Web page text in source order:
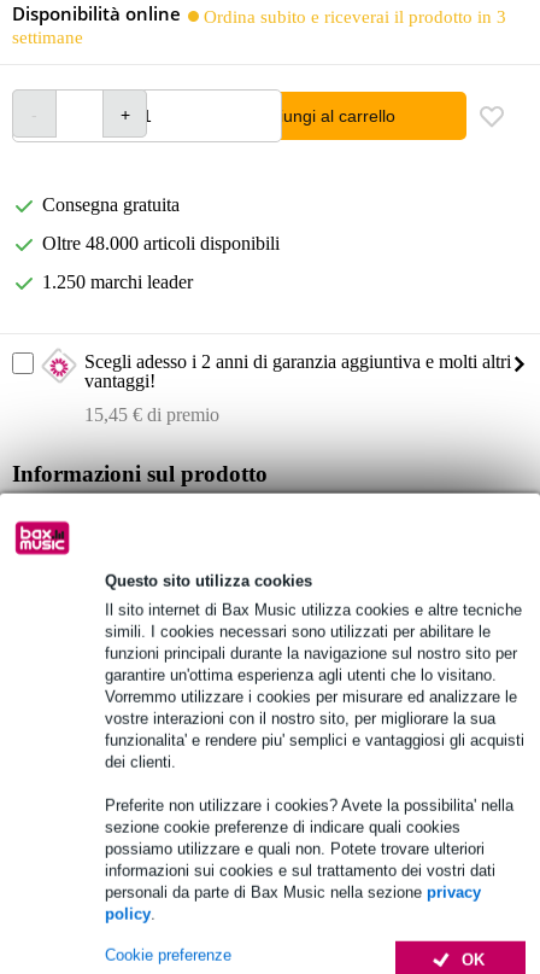
Questo sito utilizza cookies
Il sito internet di Bax Music utilizza cookies e altre tecniche
simili. I cookies necessari sono utilizzati per abilitare le
funzioni principali durante la navigazione sul nostro sito per
garantire un'ottima esperienza agli utenti che lo visitano.
Vorremmo utilizzare i cookies per misurare ed analizzare le
vostre interazioni con il nostro sito, per migliorare la sua
funzionalita' e rendere piu' semplici e vantaggiosi gli acquisti
dei clienti.
Preferite non utilizzare i cookies? Avete la possibilita' nella
sezione cookie preferenze di indicare quali cookies
possiamo utilizzare e quali non. Potete trovare ulteriori
informazioni sui cookies e sul trattamento dei vostri dati
personali da parte di Bax Music nella sezione privacy
policy.
OK
Cookie preferenze
Disponibilità online
Ordina subito e riceverai il prodotto in 3
settimane
Aggiungi al carrello
Consegna gratuita
Oltre 48.000 articoli disponibili
1.250 marchi leader
Scegli adesso i 2 anni di garanzia aggiuntiva e molti altri
vantaggi!
15,45 € di premio
Informazioni sul prodotto
terminali di ingresso:
XLR-F bilanciati (3),
jack di uscita:
6,3 mm TRS bilanciato (2),
6,3 mm sbilanciato (1),
Impedenza di ingresso:
600/22K Ohm Ingressi Mic/Line XLR,
10K Ohm Ingressi RCA,
22K Ohm, 6,3 mm Ritorni EFX
Specifiche complete
Vedi anche (4)